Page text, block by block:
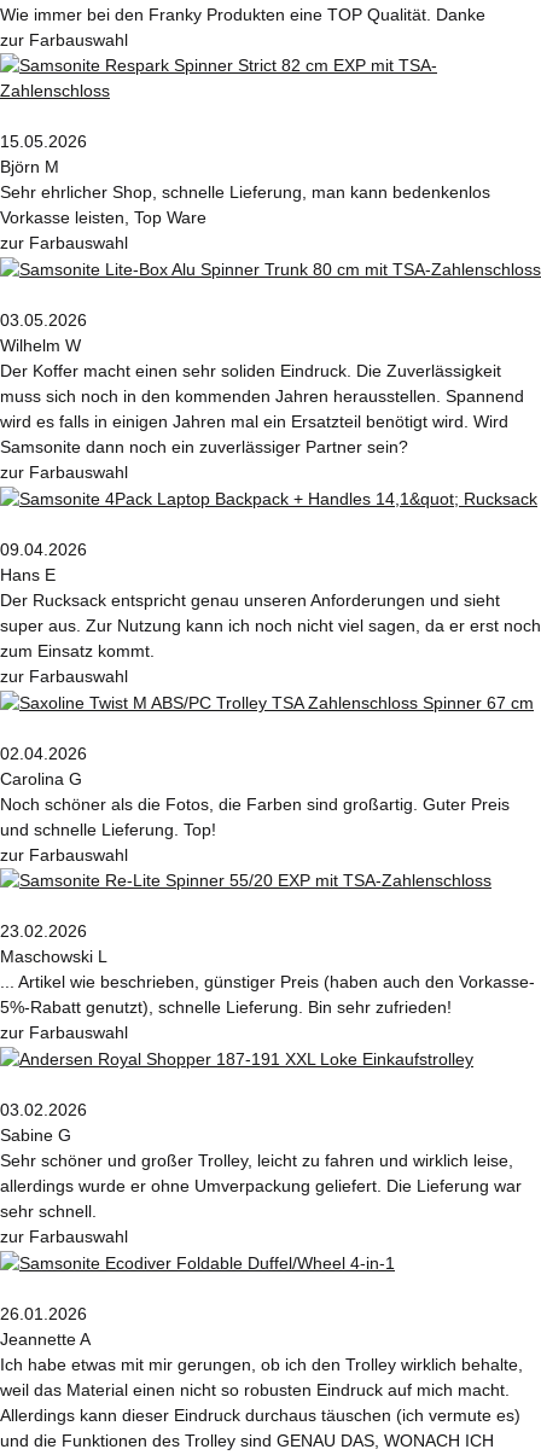
Wie immer bei den Franky Produkten eine TOP Qualität. Danke
zur Farbauswahl
15.05.2026
Björn M
Sehr ehrlicher Shop, schnelle Lieferung, man kann bedenkenlos
Vorkasse leisten, Top Ware
zur Farbauswahl
03.05.2026
Wilhelm W
Der Koffer macht einen sehr soliden Eindruck. Die Zuverlässigkeit
muss sich noch in den kommenden Jahren herausstellen. Spannend
wird es falls in einigen Jahren mal ein Ersatzteil benötigt wird. Wird
Samsonite dann noch ein zuverlässiger Partner sein?
zur Farbauswahl
09.04.2026
Hans E
Der Rucksack entspricht genau unseren Anforderungen und sieht
super aus. Zur Nutzung kann ich noch nicht viel sagen, da er erst noch
zum Einsatz kommt.
zur Farbauswahl
02.04.2026
Carolina G
Noch schöner als die Fotos, die Farben sind großartig. Guter Preis
und schnelle Lieferung. Top!
zur Farbauswahl
23.02.2026
Maschowski L
... Artikel wie beschrieben, günstiger Preis (haben auch den Vorkasse-
5%-Rabatt genutzt), schnelle Lieferung. Bin sehr zufrieden!
zur Farbauswahl
03.02.2026
Sabine G
Sehr schöner und großer Trolley, leicht zu fahren und wirklich leise,
allerdings wurde er ohne Umverpackung geliefert. Die Lieferung war
sehr schnell.
zur Farbauswahl
26.01.2026
Jeannette A
Ich habe etwas mit mir gerungen, ob ich den Trolley wirklich behalte,
weil das Material einen nicht so robusten Eindruck auf mich macht.
Allerdings kann dieser Eindruck durchaus täuschen (ich vermute es)
und die Funktionen des Trolley sind GENAU DAS, WONACH ICH